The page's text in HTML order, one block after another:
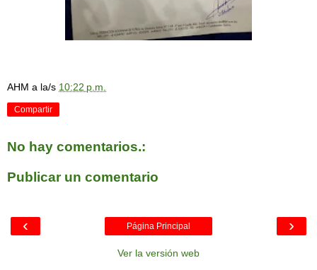
AHM a la/s 10:22 p.m.
Compartir
No hay comentarios.:
Publicar un comentario
‹ ›
Página Principal
Ver la versión web